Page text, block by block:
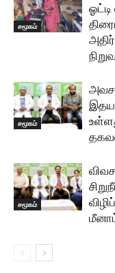
சமூகம்
சமூகம்
சமூகம்